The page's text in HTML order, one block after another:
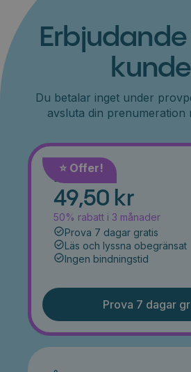
Du betalar inget under
avsluta din prenumeration
⭐️ Offer!
Månad
49,50 kr
50% rabatt i 3 månader
Prova 7 dagar gratis
Läs och lyssna obegränsat
Ingen bindningstid
Prova 7 dagar